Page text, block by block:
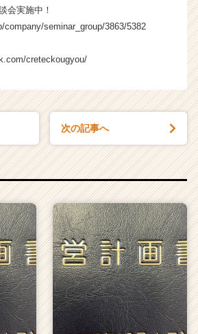
ム
ラ
チ
企
業
か
ら
ス
カ
ウ
ト
が
届
く
会実施中！
company/seminar_group/3863/5382
creteckougyou/
次の記事へ